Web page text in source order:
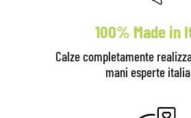
100% Made in
Calze completamente
mani esperte